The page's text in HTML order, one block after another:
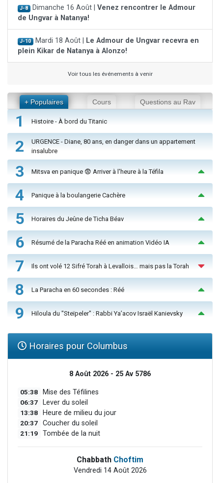
J-8 Dimanche 16 Août | Venez rencontrer le Admour
de Ungvar à Natanya!
J-10 Mardi 18 Août | Le Admour de Ungvar recevra en
plein Kikar de Natanya à Alonzo!
Voir tous les événements à venir
+ Populaires Cours Questions au Rav
1 Histoire - À bord du Titanic
2
URGENCE - Diane, 80 ans, en danger dans un appartement
insalubre
3 Mitsva en panique 😨 Arriver à l'heure à la Téfila
4 Panique à la boulangerie Cachère
5 Horaires du Jeûne de Ticha Béav
6 Résumé de la Paracha Réé en animation Vidéo IA
7 Ils ont volé 12 Sifré Torah à Levallois… mais pas la Torah
8 La Paracha en 60 secondes : Réé
9 Hiloula du "Steïpeler" : Rabbi Ya’acov Israël Kanievsky
Horaires pour Columbus
8 Août 2026 - 25 Av 5786
05:38 Mise des Téfilines
06:37 Lever du soleil
13:38 Heure de milieu du jour
20:37 Coucher du soleil
21:19 Tombée de la nuit
Chabbath Choftim
Vendredi 14 Août 2026